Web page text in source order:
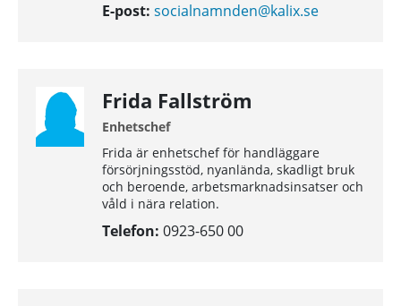
E-post: socialnamnden@kalix.se
Frida Fallström
Enhetschef
Frida är enhetschef för handläggare
försörjningsstöd, nyanlända, skadligt bruk
och beroende, arbetsmarknadsinsatser och
våld i nära relation.
Telefon: 0923-650 00